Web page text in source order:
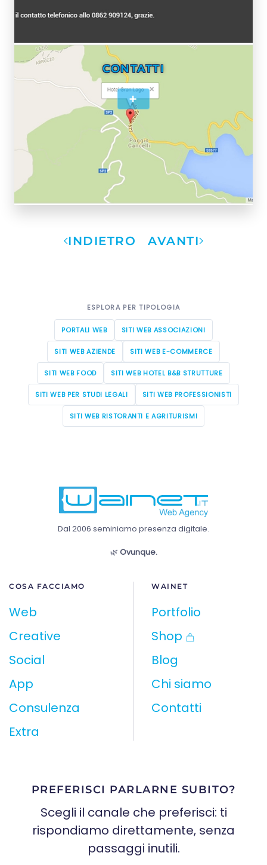
CONTATTI
+
INDIETRO AVANTI
ESPLORA PER TIPOLOGIA
PORTALI WEB SITI WEB ASSOCIAZIONI
SITI WEB AZIENDE SITI WEB E-COMMERCE
SITI WEB FOOD SITI WEB HOTEL B&B STRUTTURE
SITI WEB PER STUDI LEGALI SITI WEB PROFESSIONISTI
SITI WEB RISTORANTI E AGRITURISMI
Dal 2006 seminiamo presenza digitale.
🌿 Ovunque.
COSA FACCIAMO
Web
Creative
Social
App
Consulenza
Extra
WAINET
Portfolio
Shop
Blog
Chi siamo
Contatti
PREFERISCI PARLARNE SUBITO?
Scegli il canale che preferisci: ti
rispondiamo direttamente, senza
passaggi inutili.